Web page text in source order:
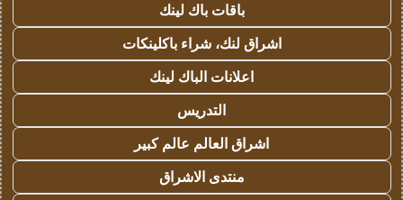
باقات باك لينك
اشراق لنك، شراء باكلينكات
اعلانات الباك لينك
التدريس
اشراق العالم عالم كبير
منتدى الاشراق